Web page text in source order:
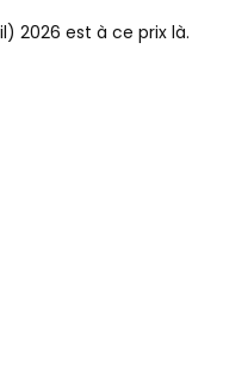
2026 est à ce prix là.